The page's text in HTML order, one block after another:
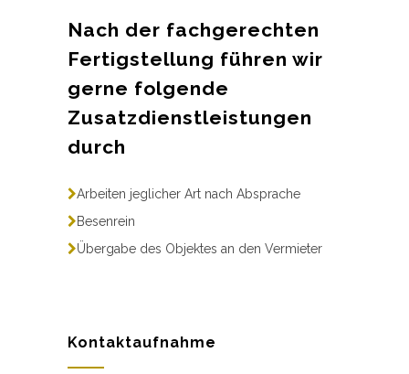
Nach der fachgerechten
Fertigstellung führen wir
gerne folgende
Zusatzdienstleistungen
durch
Arbeiten jeglicher Art nach Absprache
Besenrein
Übergabe des Objektes an den Vermieter
Kontaktaufnahme